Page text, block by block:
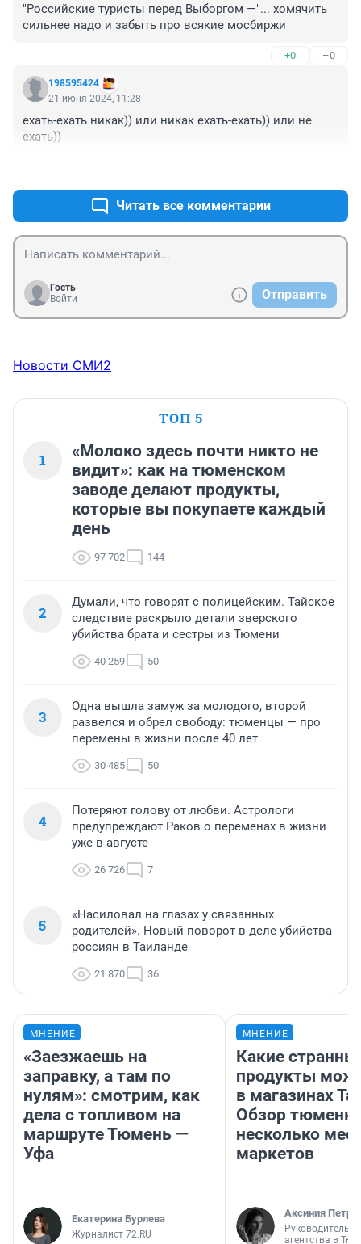
"Российские туристы перед Выборгом —"... хомячить
сильнее надо и забыть про всякие мосбиржи
+0 –0
198595424
21 июня 2024, 11:28
ехать-ехать никак)) или никак ехать-ехать)) или не
ехать))
Читать все комментарии
Гость
Войти
Отправить
Новости СМИ2
ТОП 5
1
«Молоко здесь почти никто не
видит»: как на тюменском
заводе делают продукты,
которые вы покупаете каждый
день
97 702 144
2
Думали, что говорят с полицейским. Тайское
следствие раскрыло детали зверского
убийства брата и сестры из Тюмени
40 259 50
3
Одна вышла замуж за молодого, второй
развелся и обрел свободу: тюменцы — про
перемены в жизни после 40 лет
30 485 50
4
Потеряют голову от любви. Астрологи
предупреждают Раков о переменах в жизни
уже в августе
26 726 7
5
«Насиловал на глазах у связанных
родителей». Новый поворот в деле убийства
россиян в Таиланде
21 870 36
МНЕНИЕ
«Заезжаешь на
заправку, а там по
нулям»: смотрим, как
дела с топливом на
маршруте Тюмень —
Уфа
Екатерина Бурлева
Журналист 72.RU
МНЕНИЕ
Какие
продукты
в магазинах
Обзор
несколько
маркетов
Аксиния
Руководитель
агентства в